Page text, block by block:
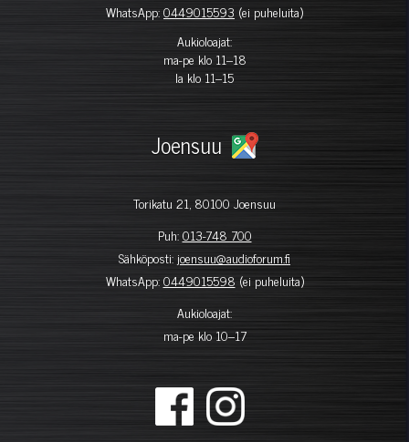
WhatsApp:0449015593 (ei puheluita)
Aukioloajat:
ma-pe klo 11–18
la klo 11–15
Joensuu
Torikatu 21, 80100 Joensuu
Puh:013-748 700
Sähköposti: joensuu@audioforum.fi
WhatsApp:0449015598 (ei puheluita)
Aukioloajat:
ma-pe klo 10–17